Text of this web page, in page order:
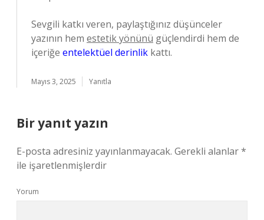
Sevgili katkı veren, paylaştığınız düşünceler
yazının hem estetik yönünü güçlendirdi hem de
içeriğe entelektüel derinlik kattı.
Mayıs 3, 2025 Yanıtla
Bir yanıt yazın
E-posta adresiniz yayınlanmayacak. Gerekli alanlar*
ile işaretlenmişlerdir
Yorum